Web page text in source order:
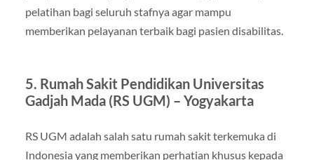
pelatihan bagi seluruh stafnya agar mampu
memberikan pelayanan terbaik bagi pasien disabilitas.
5. Rumah Sakit Pendidikan Universitas
Gadjah Mada (RS UGM) – Yogyakarta
RS UGM adalah salah satu rumah sakit terkemuka di
Indonesia yang memberikan perhatian khusus kepada